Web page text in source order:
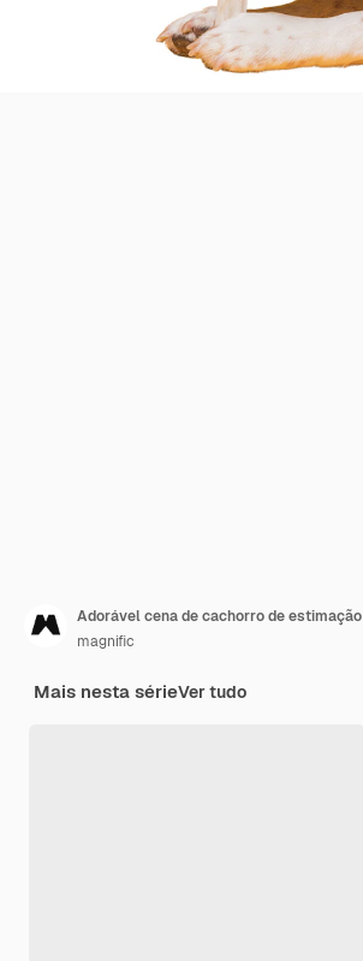
Adorável cena de cachorro de estimação
magnific
Mais nesta sérieVer tudo